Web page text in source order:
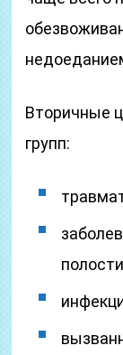
Вторичные
групп: